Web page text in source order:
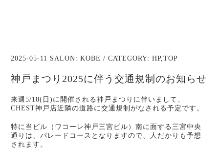
2025-05-11 SALON:KOBE / CATEGORY:HP,TOP
神戸まつり2025に伴う交通規制のお知らせ
来週5/18(日)に開催される神戸まつりに伴いまして、
CHEST神戸店近隣の道路に交通規制がなされる予定です。
特に当ビル（ワコーレ神戸三宮ビル）南に面する三宮中央
通りは、パレードコースとなりますので、人だかりも予想
されます。